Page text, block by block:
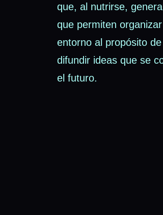
que, al nutrirse,
que permiten
entorno al propósito
difundir ideas que se
el futuro.